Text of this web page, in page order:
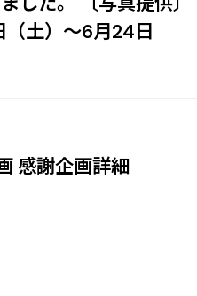
土）～6月24日
感謝企画詳細